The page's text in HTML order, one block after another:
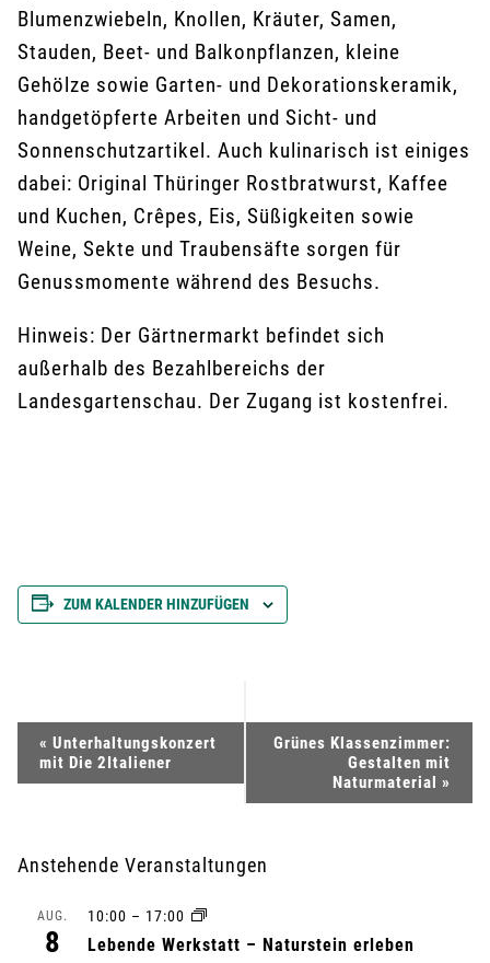
Blumenzwiebeln, Knollen, Kräuter, Samen,
Stauden, Beet- und Balkonpflanzen, kleine
Gehölze sowie Garten- und Dekorationskeramik,
handgetöpferte Arbeiten und Sicht- und
Sonnenschutzartikel. Auch kulinarisch ist einiges
dabei: Original Thüringer Rostbratwurst, Kaffee
und Kuchen, Crêpes, Eis, Süßigkeiten sowie
Weine, Sekte und Traubensäfte sorgen für
Genussmomente während des Besuchs.
Hinweis: Der Gärtnermarkt befindet sich
außerhalb des Bezahlbereichs der
Landesgartenschau. Der Zugang ist kostenfrei.
ZUM KALENDER HINZUFÜGEN
e
a
« Unterhaltungskonzert
mit Die 2Italiener
Grünes Klassenzimmer:
Gestalten mit
Naturmaterial »
Anstehende Veranstaltungen
AUG.
8
10:00 – 17:00
Lebende Werkstatt – Naturstein erleben